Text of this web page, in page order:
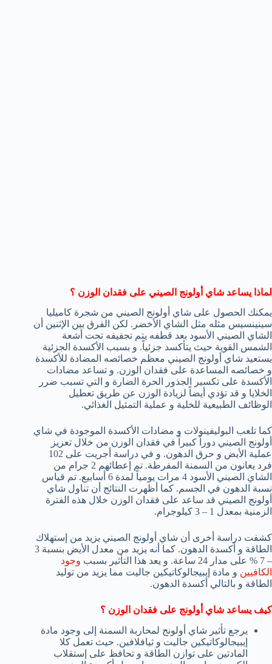
لماذا يساعد شاي أولونج الصيني على فقدان الوزن ؟
يمكنك الحصول على شاي أولونج الصيني من شجرة كاميليا
سينينسيس مثله مثل الشاي الأخضر. لكن الفرق بين الإثنين أن
الشاي الصيني الأسود بعد قطفه يتم تجفيفه تحت أشعة
الشمس القوية حيث يتأكسد جزئياً. و بسبب الأكسدة الجزئية
يستعيد شاي أولونج الصيني معظم خصائصه المضادة للأكسدة
و خصائصه المساعدة على فقدان الوزن. و تساعد مضادات
الأكسدة على تكسير الجذور الحرة الضارة و التي تسبب ضرر
الخلايا و قد تؤدي أيضاً لزيادة الوزن عن طريق تعطيل
الوظائف الطبيعية للخلية و عملية التمثيل الغذائي.
كما تلعب البوليفينولات و مضادات الأكسدة الموجودة في شاي
أولونج الصيني دوراً كبيراً في فقدان الوزن من خلال تعزيز
عملية الأيض و حرق الدهون. و في دراسة أجريت على 102
فرد يعانون من السمنة المفرطة. تم إعطائهم 2 جرام من
الشاي الصيني الأسود 4 مرات يومياً لمدة 6 أسابيع. تم قياس
نسبة الدهون في الجسم. كما أظهرت النتائج أن تناول شاي
أولونج الصيني قد ساعد على فقدان الوزن خلال هذه الفترة
الزمنية بمعدل 1 – 3 كيلوجرام.
كشفت دراسة أخرى أن شاي أولونج الصيني يزيد من إستهلاك
الطاقة و أكسدة الدهون. كما أنه يزيد من معدل الأيض بنسبة 3
– 7 % على مدار 24 ساعة. و يعد هذا التأثير بسبب
وجود
الكافيين و مادة إيبيجالوكاتيكين جاليت مما يزيد من توليد
الطاقة و بالتالي أكسدة الدهون.
كيف يساعد شاي أولونج على فقدان الوزن ؟
يرجع تأثير شاي أولونج لمحاربة السمنة إلى وجود مادة
إيبيجالوكاتيكين جاليت و ثيافلافين. حيث تعمل كلا
المادتين على توازن الطاقة و تحافظ على إستقلاب